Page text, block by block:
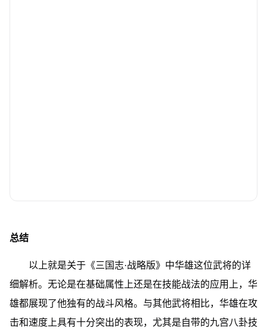
总结
以上就是关于《三国志·战略版》中华雄这位武将的详
细解析。无论是在基础属性上还是在技能战法的应用上，华
雄都展现了他独有的战斗风格。与其他武将相比，华雄在攻
击和速度上具有十分突出的表现，尤其是自带的九宫八卦技